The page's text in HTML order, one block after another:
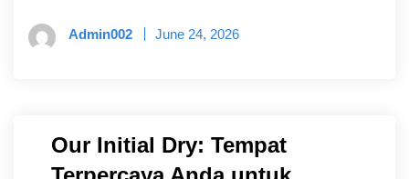
Admin002 June 24, 2026
Our Initial Dry: Tempat